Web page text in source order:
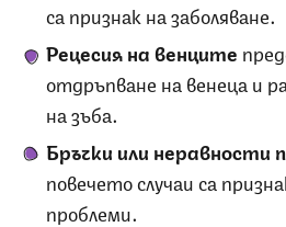
са признак на заболяване.
Рецесия на венците
отдръпване на венеца и
на зъба.
Бръчки или неравности
повечето случаи са
проблеми.